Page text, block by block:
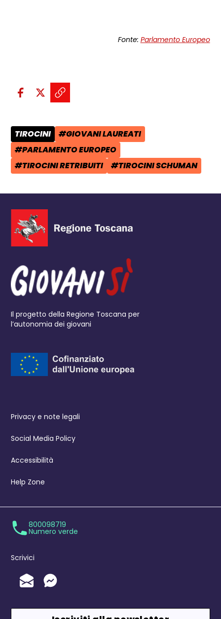
Fonte: Parlamento Europeo
Condividi sui social:
Condividi su Facebook - apre
Condividi su X - apre una
Copia il link e condividi -
CATEGORIA POST:
TIROCINI TAG:
#GIOVANI LAUREATI
TAG:
#PARLAMENTO EUROPEO
TAG:
#TIROCINI RETRIBUITI TAG:
#TIROCINI SCHUMAN
Il progetto della Regione Toscana per
l’autonomia dei giovani
Privacy e note legali
Social Media Policy
Accessibilità
Help Zone
800098719
Numero verde
Scrivici
Invia un'Email
Messenger